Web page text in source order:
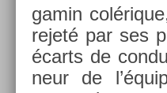
gamin
rejeté par ses
écarts de
neur de